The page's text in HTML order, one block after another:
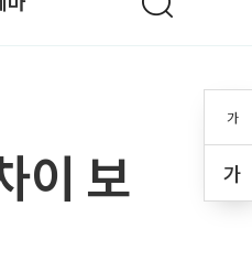
가
가
이 보